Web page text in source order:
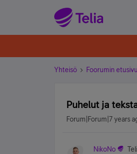
Yhteisö Foorumin etusivu
Puhelut ja
Forum|Forum|7 years
NikoNo